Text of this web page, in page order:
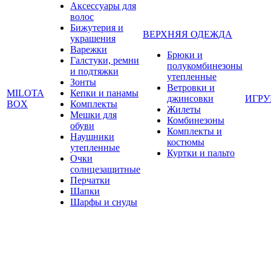
MILOTA
BOX
Аксессуары для
волос
Бижутерия и
украшения
Варежки
Галстуки, ремни
и подтяжки
Зонты
Кепки и панамы
Комплекты
Мешки для
обуви
Наушники
утепленные
Очки
солнцезащитные
Перчатки
Шапки
Шарфы и снуды
ВЕРХНЯЯ ОДЕЖДА
Брюки и
полукомбинезоны
утепленные
Ветровки и
джинсовки
Жилеты
Комбинезоны
Комплекты и
костюмы
Куртки и пальто